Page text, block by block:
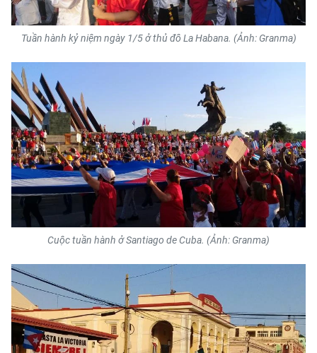
Tuần hành kỷ niệm ngày 1/5 ở thủ đô La Habana. (Ảnh: Granma)
Cuộc tuần hành ở Santiago de Cuba. (Ảnh: Granma)